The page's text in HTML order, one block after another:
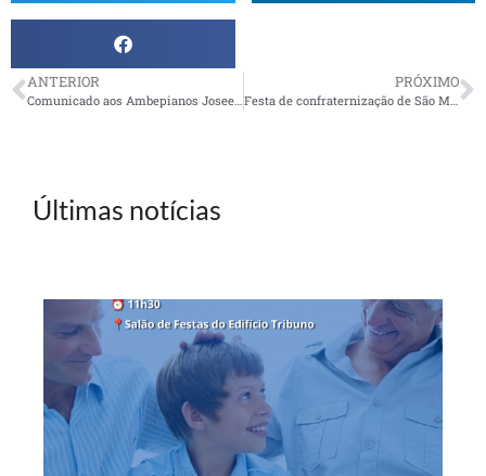
ANTERIOR
Comunicado aos Ambepianos Joseenses
PRÓXIMO
Festa de confraternização de São Mateus do Sul teve ampla participação
Últimas notícias